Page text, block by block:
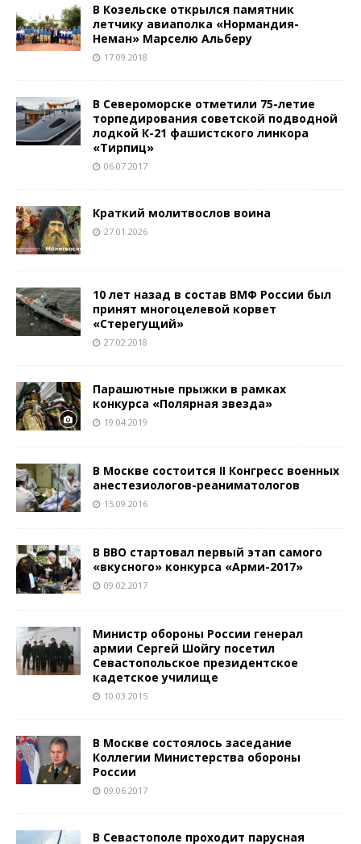
В Козельске открылся памятник
летчику авиаполка «Нормандия-
Неман» Марселю Альберу
17.09.2018
В Североморске отметили 75-летие
торпедирования советской подводной
лодкой К-21 фашистского линкора
«Тирпиц»
06.07.2017
Краткий молитвослов воина
27.01.2026
10 лет назад в состав ВМФ России был
принят многоцелевой корвет
«Стерегущий»
27.02.2018
Парашютные прыжки в рамках
конкурса «Полярная звезда»
19.04.2019
В Москве состоится II Конгресс военных
анестезиологов-реаниматологов
15.09.2016
В ВВО стартовал первый этап самого
«вкусного» конкурса «Арми-2017»
09.02.2017
Министр обороны России генерал
армии Сергей Шойгу посетил
Севастопольское президентское
кадетское училище
10.03.2015
В Москве состоялось заседание
Коллегии Министерства обороны
России
09.06.2017
В Севастополе проходит парусная